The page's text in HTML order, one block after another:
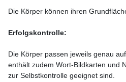
Die Körper können ihren
Erfolgskontrolle:
Die Körper passen jeweils genau
enthält zudem Wort-Bildkarten und
zur Selbstkontrolle geeignet sind.